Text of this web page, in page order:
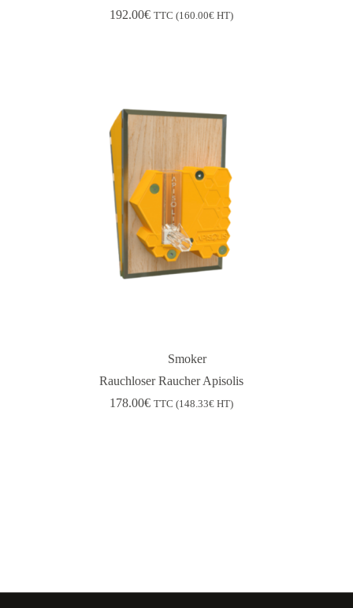
192.00€ TTC (160.00€HT)
Smoker
Rauchloser Raucher Apisolis
178.00€ TTC (148.33€HT)